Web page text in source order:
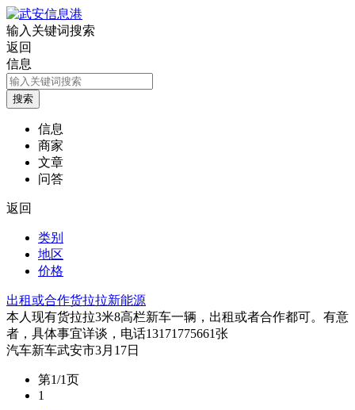
输入关键词搜索
返回
信息
信息
商家
文章
问答
返回
类别
地区
价格
出租或合作货拉拉新能源
本人现有货拉拉3米8高栏新车一辆，出租或者合作都可。有意
者，具体事宜详谈，电话13171775661张
汽车新车武安市3月17日
第1/1页
1